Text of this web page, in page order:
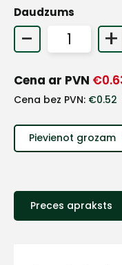
Daudzums
- +
Cena ar PVN €
Cena bez PVN: €0.52
Pievienot grozam
Preces apraksts